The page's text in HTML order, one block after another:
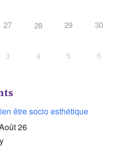
27 28 29 30
3 4 5 6
être socio esthétique
26